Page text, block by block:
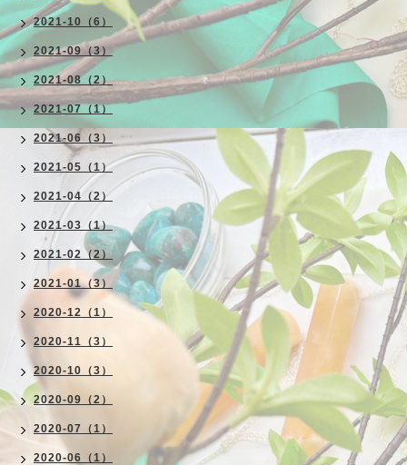
2021-10（6）
2021-09（3）
2021-08（2）
2021-07（1）
2021-06（3）
2021-05（1）
2021-04（2）
2021-03（1）
2021-02（2）
2021-01（3）
2020-12（1）
2020-11（3）
2020-10（3）
2020-09（2）
2020-07（1）
2020-06（1）